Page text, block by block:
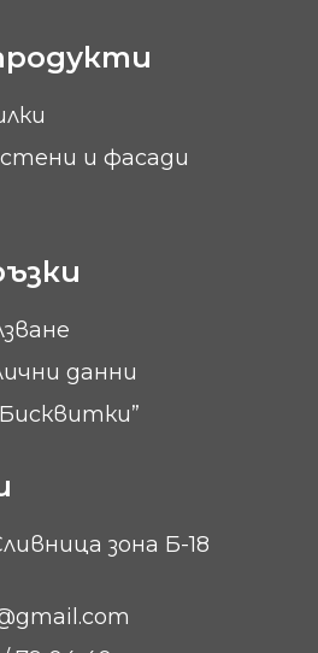
и фасади
данни
зона Б-18